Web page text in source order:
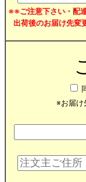
※※ご注意下さい・配
出荷後のお届け先変
※お届け